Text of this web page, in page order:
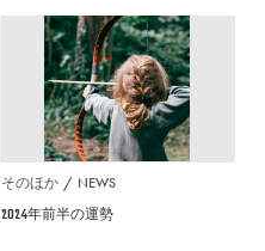
そのほか NEWS
2024年前半の運勢